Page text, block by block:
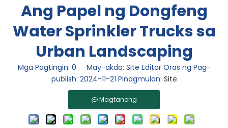
Ang Papel ng Dongfeng
Water Sprinkler Trucks sa
Urban Landscaping
Mga Pagtingin: 0 May-akda: Site Editor Oras ng Pag-
publish: 2024-11-21 Pinagmulan: Site
Magtanong